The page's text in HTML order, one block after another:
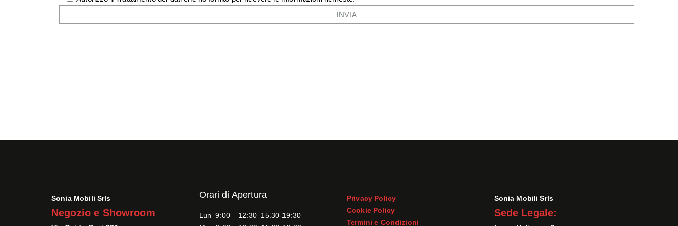
Sonia Mobili Srls
Negozio e Showroom
Orari di Apertura
Lun 9:00 – 12:30 15.30-19:30
Privacy Policy
Cookie Policy
Termini e Condizioni
Sonia Mobili Srls
Sede Legale: